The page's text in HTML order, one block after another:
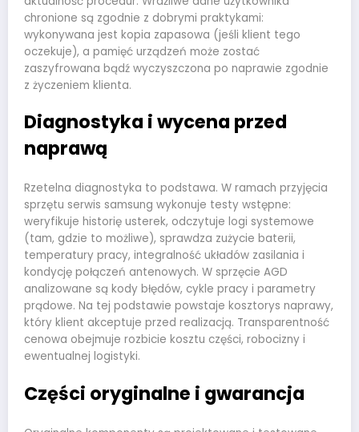
chronione są zgodnie z dobrymi praktykami:
wykonywana jest kopia zapasowa (jeśli klient tego
oczekuje), a pamięć urządzeń może zostać
zaszyfrowana bądź wyczyszczona po naprawie zgodnie
z życzeniem klienta.
Diagnostyka i wycena przed
naprawą
Rzetelna diagnostyka to podstawa. W ramach przyjęcia
sprzętu serwis samsung wykonuje testy wstępne:
weryfikuje historię usterek, odczytuje logi systemowe
(tam, gdzie to możliwe), sprawdza zużycie baterii,
temperatury pracy, integralność układów zasilania i
kondycję połączeń antenowych. W sprzęcie AGD
analizowane są kody błędów, cykle pracy i parametry
prądowe. Na tej podstawie powstaje kosztorys naprawy,
który klient akceptuje przed realizacją. Transparentność
cenowa obejmuje rozbicie kosztu części, robocizny i
ewentualnej logistyki.
Części oryginalne i gwarancja